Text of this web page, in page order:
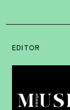
EDITOR